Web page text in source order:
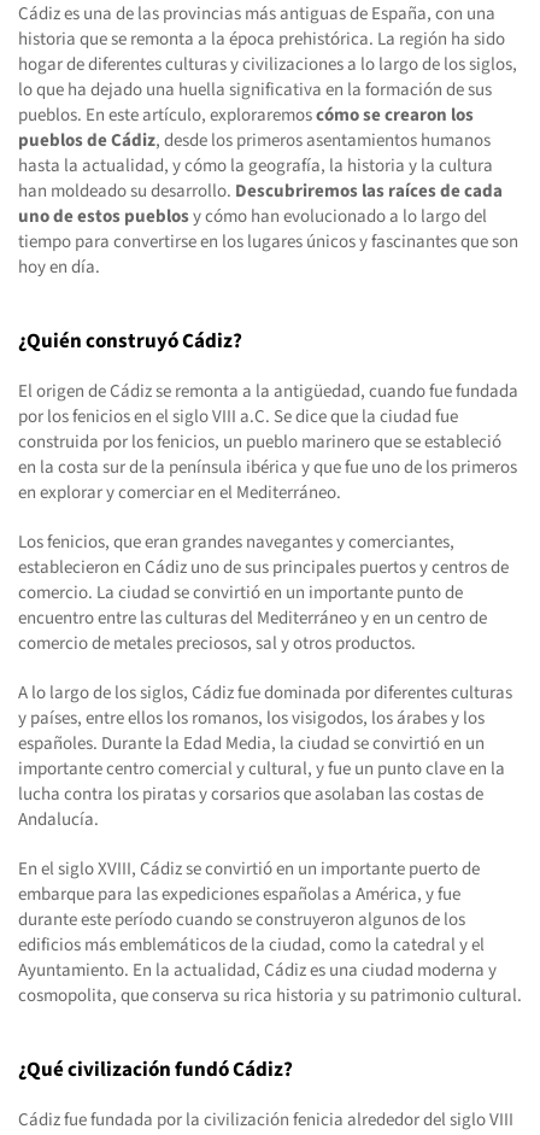
Cádiz es una de las provincias más antiguas de España, con una
historia que se remonta a la época prehistórica. La región ha sido
hogar de diferentes culturas y civilizaciones a lo largo de los siglos,
lo que ha dejado una huella significativa en la formación de sus
pueblos. En este artículo, exploraremoscómo se crearon los
pueblos de Cádiz, desde los primeros asentamientos humanos
hasta la actualidad, y cómo la geografía, la historia y la cultura
han moldeado su desarrollo. Descubriremos las raíces de cada
uno de estos pueblosy cómo han evolucionado a lo largo del
tiempo para convertirse en los lugares únicos y fascinantes que son
hoy en día.
¿Quién construyó Cádiz?
El origen de Cádiz se remonta a la antigüedad, cuando fue fundada
por los fenicios en el siglo VIII a.C. Se dice que la ciudad fue
construida por los fenicios, un pueblo marinero que se estableció
en la costa sur de la península ibérica y que fue uno de los primeros
en explorar y comerciar en el Mediterráneo.
Los fenicios, que eran grandes navegantes y comerciantes,
establecieron en Cádiz uno de sus principales puertos y centros de
comercio. La ciudad se convirtió en un importante punto de
encuentro entre las culturas del Mediterráneo y en un centro de
comercio de metales preciosos, sal y otros productos.
A lo largo de los siglos, Cádiz fue dominada por diferentes culturas
y países, entre ellos los romanos, los visigodos, los árabes y los
españoles. Durante la Edad Media, la ciudad se convirtió en un
importante centro comercial y cultural, y fue un punto clave en la
lucha contra los piratas y corsarios que asolaban las costas de
Andalucía.
En el siglo XVIII, Cádiz se convirtió en un importante puerto de
embarque para las expediciones españolas a América, y fue
durante este período cuando se construyeron algunos de los
edificios más emblemáticos de la ciudad, como la catedral y el
Ayuntamiento. En la actualidad, Cádiz es una ciudad moderna y
cosmopolita, que conserva su rica historia y su patrimonio cultural.
¿Qué civilización fundó Cádiz?
Cádiz fue fundada por la civilización fenicia alrededor del siglo VIII